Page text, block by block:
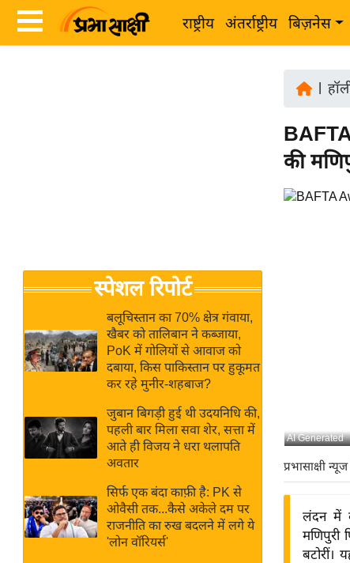
राष्ट्रीय अंतर्राष्ट्रीय बिज़नेस
Breaking
News in
Hindi
Hindi
Videos
जगत
राय
बजट
IPL
2026
ई-पेपर
मिसाल बेमिसाल
शख्सियत
स्पेशल रिपोर्ट
बलूचिस्तान का 70% क्षेत्र गंवाया,
खैबर को तालिबान ने कब्जाया,
PoK में गोलियों से आवाज को
दबाया, किस पाकिस्तान पर हुकूमत
कर रहे मुनीर-शहबाज?
जुबान बिगड़ी हुई थी उदयनिधि की,
पहली बार मिला सवा शेर, सत्ता में
आते ही विजय ने धरा थलापति
अवतार
सिर्फ एक बंदा काफ़ी है: PK से
ओवैसी तक...कैसे अकेले दम पर
राजनीति का रुख बदलने में लगे ये
'लोन वॉरियर्स'
की
AI Generated
प्रभासाक्षी
लंदन में
मणिपुरी
बटोरीं।